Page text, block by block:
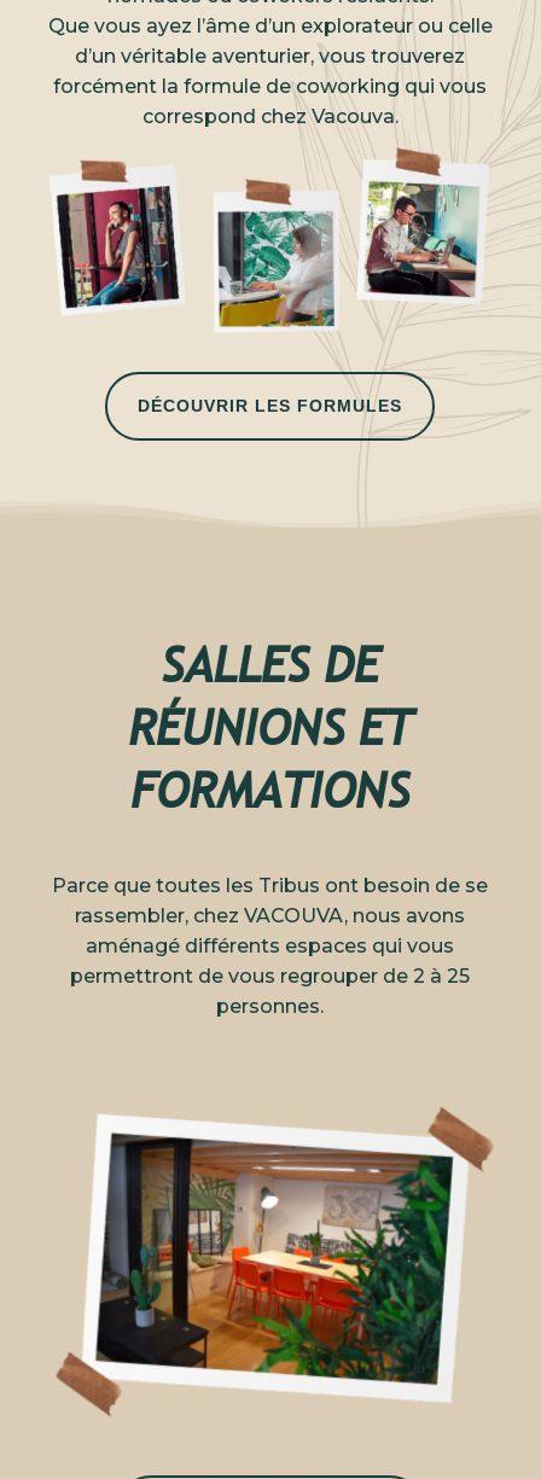
Que vous ayez l’âme d’un explorateur ou celle
d’un véritable aventurier, vous trouverez
forcément la formule de coworking qui vous
correspond chez Vacouva.
DÉCOUVRIR LES FORMULES
SALLES DE
RÉUNIONS ET
FORMATIONS
Parce que toutes les Tribus ont besoin de se
rassembler, chez VACOUVA, nous avons
aménagé différents espaces qui vous
permettront de vous regrouper de 2 à 25
personnes.